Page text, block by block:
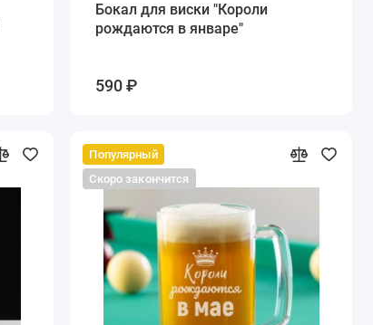
Бокал для виски "Короли
рождаются в январе"
590 ₽
Популярный
Скоро закончится